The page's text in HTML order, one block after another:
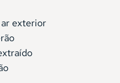
exterior